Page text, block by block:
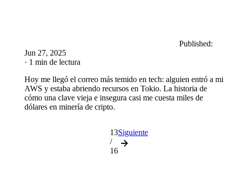
Published:
Jun 27, 2025
· 1 min de lectura
Hoy me llegó el correo más temido en tech: alguien entró a mi
AWS y estaba abriendo recursos en Tokio. La historia de
cómo una clave vieja e insegura casi me cuesta miles de
dólares en minería de cripto.
13
/
16
Siguiente